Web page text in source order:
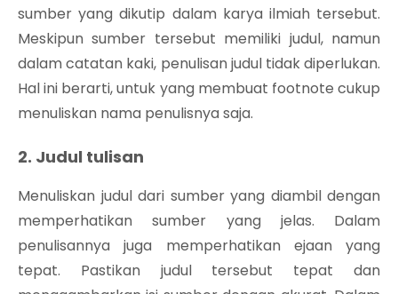
sumber yang dikutip dalam karya ilmiah tersebut.
Meskipun sumber tersebut memiliki judul, namun
dalam catatan kaki, penulisan judul tidak diperlukan.
Hal ini berarti, untuk yang membuat footnote cukup
menuliskan nama penulisnya saja.
2. Judul tulisan
Menuliskan judul dari sumber yang diambil dengan
memperhatikan sumber yang jelas. Dalam
penulisannya juga memperhatikan ejaan yang
tepat. Pastikan judul tersebut tepat dan